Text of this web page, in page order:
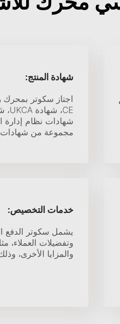
شهادة المنتج:
اجتاز سكوتر بمحرك
مجموعة من شهادات
خدمات التخصيص:
يشمل سكوتر الدفع
وتفضيلات العملاء،
والمزايا الأخرى،